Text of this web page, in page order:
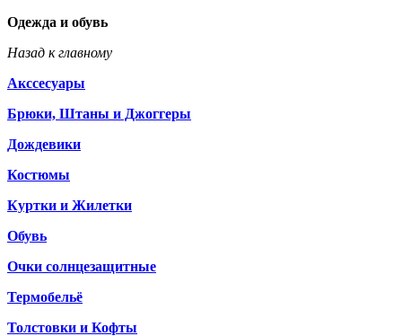
Одежда и обувь
Назад к главному
Акссесуары
Брюки, Штаны и Джоггеры
Дождевики
Костюмы
Куртки и Жилетки
Обувь
Очки солнцезащитные
Термобельё
Толстовки и Кофты